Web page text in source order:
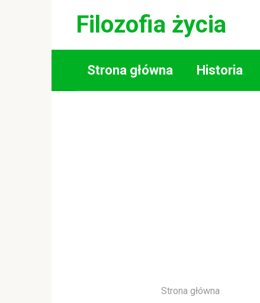
Filozofia życia
Strona główna Historia
Strona główna